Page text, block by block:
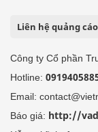
Liên hệ quảng cáo
Công ty Cổ phần
Hotline:
Email:
Báo giá: http://